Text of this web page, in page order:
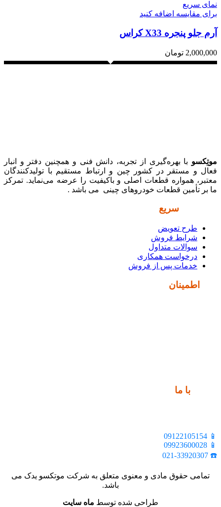
نمای سریع
برای مقایسه اضافه کنید
آرم جلو پنجره X33 کراس
2,000,000 تومان
موتِکسو با بهره‌گیری از تجربه، دانش فنی و همچنین دفتر و انبار
فعال و مستقر در کشور چین و ارتباط مستقیم با تولیدکنندگان
معتبر، همواره قطعات اصلی و باکیفیت را عرضه می‌نماید. تمرکز
ما بر تأمین قطعات خودروهای چینی می باشد .
سریع
طرح تعویض
شرایط فروش
سوالات متداول
درخواست همکاری
خدمات پس از فروش
اطمینان
با ما
📱 09122105154
📱 09923600028
☎️ 021-33920307
تمامی حقوق مادی و معنوی متعلق به شرکت موتکسو یدک می
باشد.
طراحی شده توسط ماه سایت